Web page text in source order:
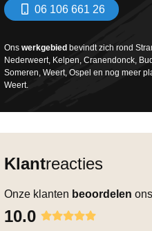
06 106 661 26
Ons werkgebied bevindt zich rond
Nederweert, Kelpen, Cranendonck,
Someren, Weert, Ospel en nog meer
Weert.
Klantreacties
Onze klanten beoordelen
10.0